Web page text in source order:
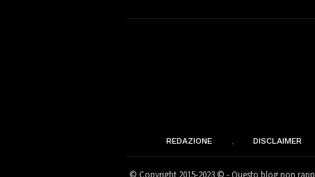
REDAZIONE DISCLAIMER